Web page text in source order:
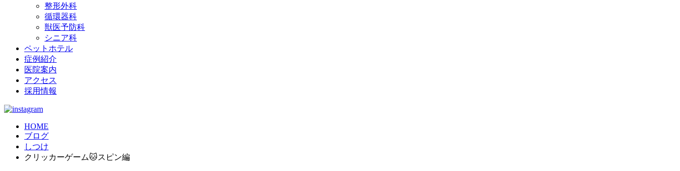
整形外科
循環器科
獣医予防科
シニア科
ペットホテル
症例紹介
医院案内
アクセス
採用情報
HOME
ブログ
しつけ
クリッカーゲーム🐱スピン編